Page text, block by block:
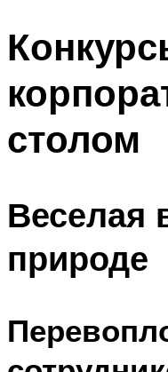
Меню
столом
Веселая
природе